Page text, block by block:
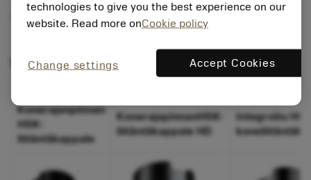
Tuotevalikoima
Modulaariset työkalut
Konerajanpinnan
HSK-
liitäntäkappale
KonerajapinnanHSK-
liitäntäkappale HD
Integroitu
technologies to give you the best experience on our
website. Read more onCookie policy
Change settings Accept Cookies